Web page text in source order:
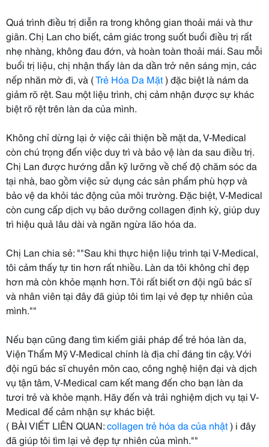
Quá trình điều trị diễn ra trong không gian thoải mái và thư
giãn. Chị Lan cho biết, cảm giác trong suốt buổi điều trị rất
nhẹ nhàng, không đau đớn, và hoàn toàn thoải mái. Sau mỗi
buổi trị liệu, chị nhận thấy làn da dần trở nên sáng mịn, các
nếp nhăn mờ đi, và (Trẻ Hóa Da Mặt) đặc biệt là nám da
giảm rõ rệt. Sau một liệu trình, chị cảm nhận được sự khác
biệt rõ rệt trên làn da của mình.
Không chỉ dừng lại ở việc cải thiện bề mặt da, V-Medical
còn chú trọng đến việc duy trì và bảo vệ làn da sau điều trị.
Chị Lan được hướng dẫn kỹ lưỡng về chế độ chăm sóc da
tại nhà, bao gồm việc sử dụng các sản phẩm phù hợp và
bảo vệ da khỏi tác động của môi trường. Đặc biệt, V-Medical
còn cung cấp dịch vụ bảo dưỡng collagen định kỳ, giúp duy
trì hiệu quả lâu dài và ngăn ngừa lão hóa da.
Chị Lan chia sẻ: ""Sau khi thực hiện liệu trình tại V-Medical,
tôi cảm thấy tự tin hơn rất nhiều. Làn da tôi không chỉ đẹp
hơn mà còn khỏe mạnh hơn. Tôi rất biết ơn đội ngũ bác sĩ
và nhân viên tại đây đã giúp tôi tìm lại vẻ đẹp tự nhiên của
mình.""
Nếu bạn cũng đang tìm kiếm giải pháp để trẻ hóa làn da,
Viện Thẩm Mỹ V-Medical chính là địa chỉ đáng tin cậy. Với
đội ngũ bác sĩ chuyên môn cao, công nghệ hiện đại và dịch
vụ tận tâm, V-Medical cam kết mang đến cho bạn làn da
tươi trẻ và khỏe mạnh. Hãy đến và trải nghiệm dịch vụ tại V-
Medical để cảm nhận sự khác biệt.
( BÀI VIẾT LIÊN QUAN:collagen trẻ hóa da của nhật) i đây
đã giúp tôi tìm lại vẻ đẹp tự nhiên của mình.""